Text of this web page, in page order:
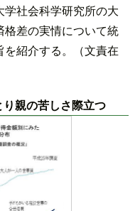
社会科学研究所の大
差の実情について統
紹介する。（文責在
親の苦しさ際立つ